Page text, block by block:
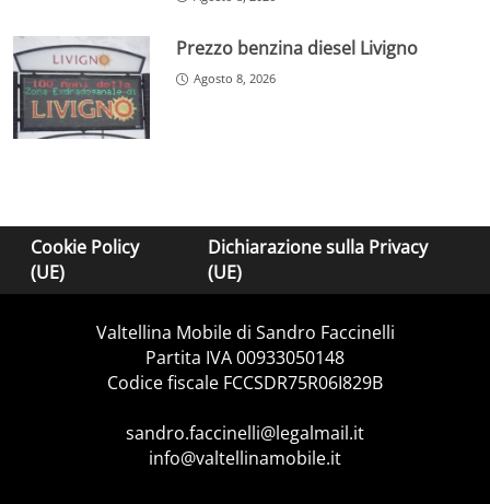
Prezzo benzina diesel Livigno
Agosto 8, 2026
Cookie Policy
(UE)
Dichiarazione sulla Privacy
(UE)
Valtellina Mobile di Sandro Faccinelli
Partita IVA 00933050148
Codice fiscale FCCSDR75R06I829B
sandro.faccinelli@legalmail.it
info@valtellinamobile.it